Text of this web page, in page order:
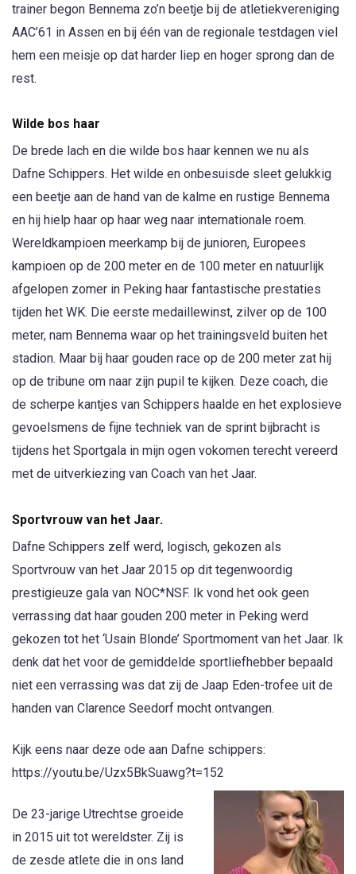
trainer begon Bennema zo’n beetje bij de atletiekvereniging
AAC’61 in Assen en bij één van de regionale testdagen viel
hem een meisje op dat harder liep en hoger sprong dan de
rest.
Wilde bos haar
De brede lach en die wilde bos haar kennen we nu als
Dafne Schippers. Het wilde en onbesuisde sleet gelukkig
een beetje aan de hand van de kalme en rustige Bennema
en hij hielp haar op haar weg naar internationale roem.
Wereldkampioen meerkamp bij de junioren, Europees
kampioen op de 200 meter en de 100 meter en natuurlijk
afgelopen zomer in Peking haar fantastische prestaties
tijden het WK. Die eerste medaillewinst, zilver op de 100
meter, nam Bennema waar op het trainingsveld buiten het
stadion. Maar bij haar gouden race op de 200 meter zat hij
op de tribune om naar zijn pupil te kijken. Deze coach, die
de scherpe kantjes van Schippers haalde en het explosieve
gevoelsmens de fijne techniek van de sprint bijbracht is
tijdens het Sportgala in mijn ogen vokomen terecht vereerd
met de uitverkiezing van Coach van het Jaar.
Sportvrouw van het Jaar.
Dafne Schippers zelf werd, logisch, gekozen als
Sportvrouw van het Jaar 2015 op dit tegenwoordig
prestigieuze gala van NOC*NSF. Ik vond het ook geen
verrassing dat haar gouden 200 meter in Peking werd
gekozen tot het ‘Usain Blonde’ Sportmoment van het Jaar. Ik
denk dat het voor de gemiddelde sportliefhebber bepaald
niet een verrassing was dat zij de Jaap Eden-trofee uit de
handen van Clarence Seedorf mocht ontvangen.
Kijk eens naar deze ode aan Dafne schippers:
https://youtu.be/Uzx5BkSuawg?t=152
De 23-jarige Utrechtse groeide
in 2015 uit tot wereldster. Zij is
de zesde atlete die in ons land